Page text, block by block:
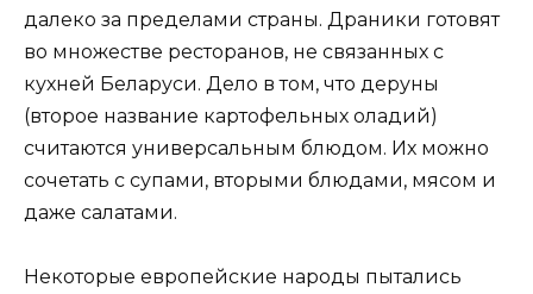
далеко за пределами страны. Драники готовят
во множестве ресторанов, не связанных с
кухней Беларуси. Дело в том, что деруны
(второе название картофельных оладий)
считаются универсальным блюдом. Их можно
сочетать с супами, вторыми блюдами, мясом и
даже салатами.
Некоторые европейские народы пытались